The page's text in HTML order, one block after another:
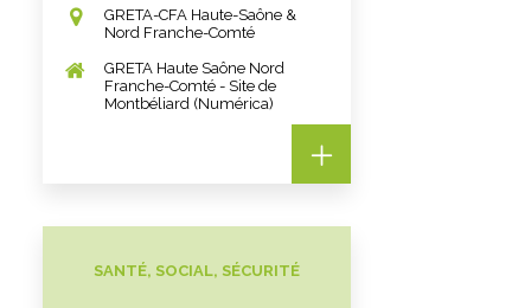
GRETA-CFA Haute-Saône &
Nord Franche-Comté
GRETA Haute Saône Nord
Franche-Comté - Site de
Montbéliard (Numérica)
SANTÉ, SOCIAL, SÉCURITÉ